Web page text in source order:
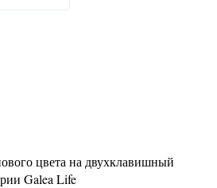
цвета на двухклавишный
Galea Life